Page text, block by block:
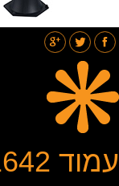
עמוד 521642 שחור